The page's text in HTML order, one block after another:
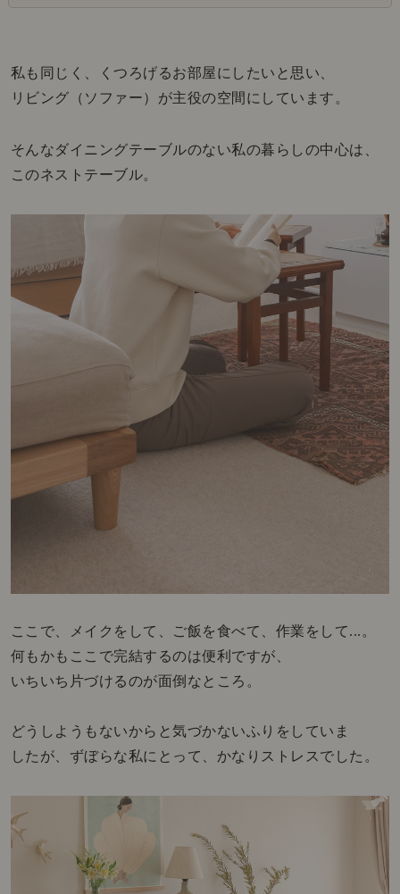
私も同じく、くつろげるお部屋にしたいと思い、
リビング（ソファー）が主役の空間にしています。
そんなダイニングテーブルのない私の暮らしの中心は、
このネストテーブル。
ここで、メイクをして、ご飯を食べて、作業をして...。
何もかもここで完結するのは便利ですが、
いちいち片づけるのが面倒なところ。
どうしようもないからと気づかないふりをしていま
したが、ずぼらな私にとって、かなりストレスでした。